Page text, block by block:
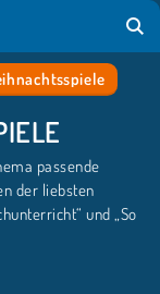
passende
der liebsten
und „So